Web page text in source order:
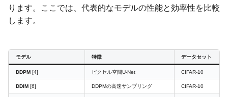
ります。ここでは、代表的なモデルの性能と効率性を比較
します。
モデル 特徴 データセット
DDPM [4] ピクセル空間U-Net CIFAR-10
DDIM [6] DDPMの高速サンプリング CIFAR-10